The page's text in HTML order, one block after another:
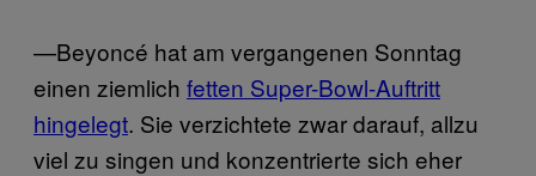
—Beyoncé hat am vergangenen Sonntag
einen ziemlich fetten Super-Bowl-Auftritt
hingelegt. Sie verzichtete zwar darauf, allzu
viel zu singen und konzentrierte sich eher